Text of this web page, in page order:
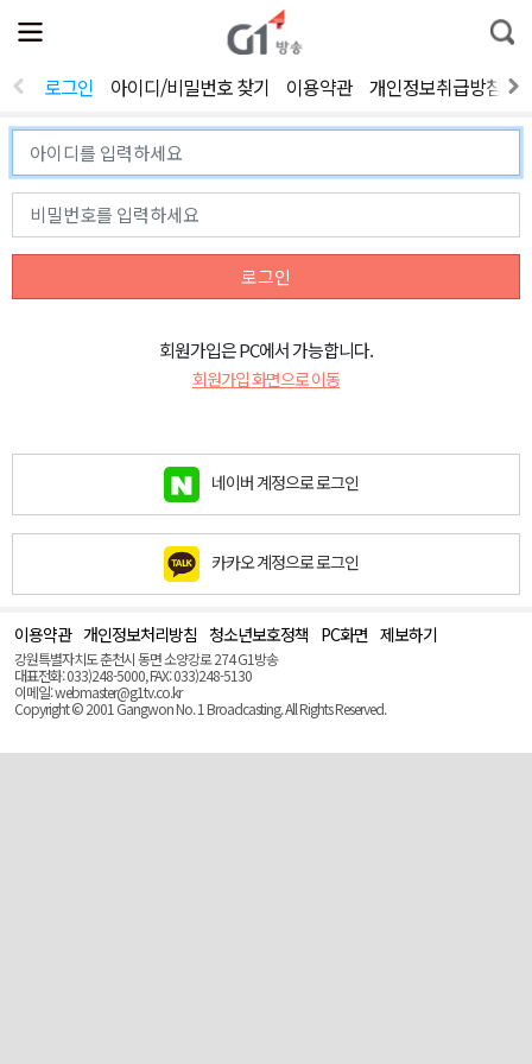
전
체
뉴
열
통
합
색
로그인 아이디/비밀번호 찾기 이용약관 개인정보취급방침
로그인
회원가입은 PC에서 가능합니다.
회원가입 화면으로 이동
네이버 계정으로 로그인
카카오 계정으로 로그인
이용약관 개인정보처리방침 청소년보호정책 PC화면 제보하기
강원특별자치도 춘천시 동면 소양강로 274 G1방송
대표전화: 033)248-5000, FAX: 033)248-5130
이메일: webmaster@g1tv.co.kr
Copyright © 2001 Gangwon No. 1 Broadcasting. All Rights Reserved.